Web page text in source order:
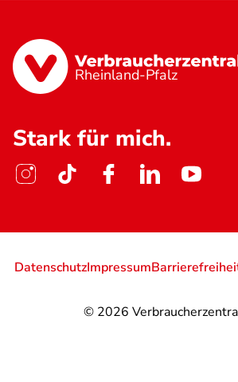
Rheinland-Pfalz
Stark für mich.
© 2026
DatenschutzImpressum